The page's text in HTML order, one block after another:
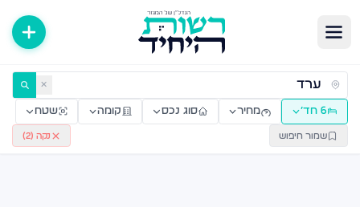
דירות למכירה ולהשכרה — רשות היחיד ✕
6 חד׳ מחיר סוג נכס קומה שטח
שמור חיפוש נקה (2
)